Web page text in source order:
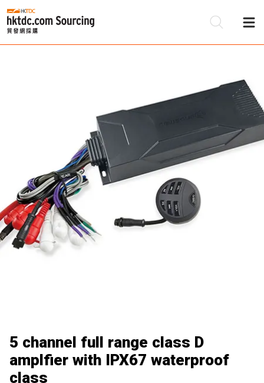
5 channel full range class D
amplfier with IPX67 waterproof
class